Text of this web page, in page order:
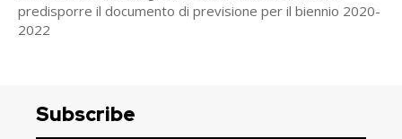
predisporre il documento di previsione per il biennio 2020-
2022
Subscribe